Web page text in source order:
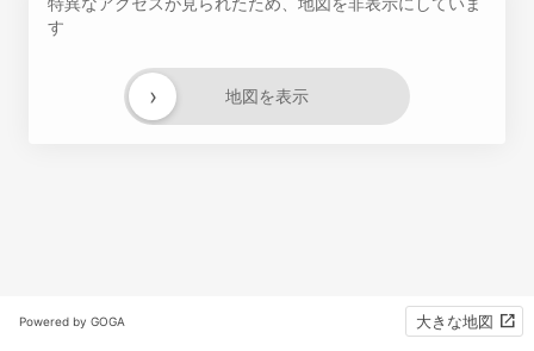
す
地図を表示
›
Powered by GOGA 大きな地図